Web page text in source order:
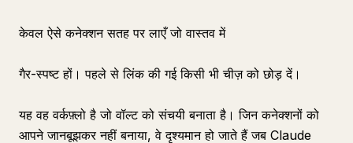
केवल ऐसे कनेक्शन सतह पर लाएँ जो वास्तव में
गैर-स्पष्ट हों। पहले से लिंक की गई किसी भी चीज़ को छोड़ दें।
यह वह वर्कफ़्लो है जो वॉल्ट को संचयी बनाता है। जिन कनेक्शनों को
आपने जानबूझकर नहीं बनाया, वे दृश्यमान हो जाते हैं जब Claude